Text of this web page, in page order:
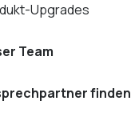
Upgrades
Team
finden